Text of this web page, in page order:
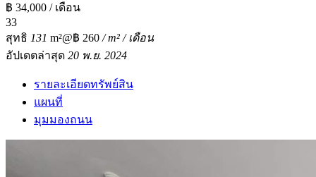
฿ 34,000 / เดือน
33
สุทธิ 131 m²@฿ 260 / m² / เดือน
อัปเดตล่าสุด 20 พ.ย. 2024
รายละเอียดทรัพย์สิน
แผนที่
มุมมองถนน